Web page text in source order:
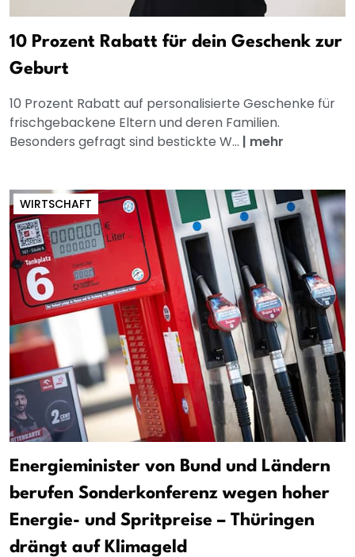
10 Prozent Rabatt für dein Geschenk zur
Geburt
10 Prozent Rabatt auf personalisierte Geschenke für
frischgebackene Eltern und deren Familien.
Besonders gefragt sind bestickte W... | mehr
WIRTSCHAFT
Energieminister von Bund und Ländern
berufen Sonderkonferenz wegen hoher
Energie- und Spritpreise – Thüringen
drängt auf Klimageld